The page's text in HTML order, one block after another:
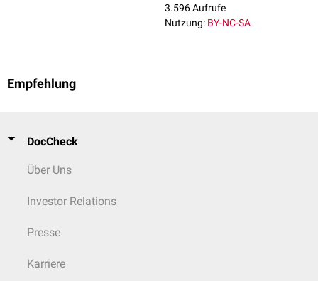
3.596 Aufrufe
Nutzung: BY-NC-SA
Empfehlung
DocCheck
Über Uns
Investor Relations
Presse
Karriere